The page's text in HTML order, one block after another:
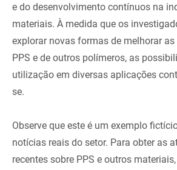
e do desenvolvimento contínuos na
materiais. À medida que os
explorar novas formas de melhorar
PPS e de outros polímeros, as
utilização em diversas aplicações
se.
Observe que este é um exemplo
notícias reais do setor. Para obter as
recentes sobre PPS e outros